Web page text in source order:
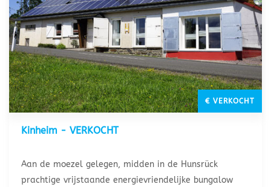
€ VERKOCHT
Kinheim - VERKOCHT
Aan de moezel gelegen, midden in de Hunsrück
prachtige vrijstaande energievriendelijke bungalow